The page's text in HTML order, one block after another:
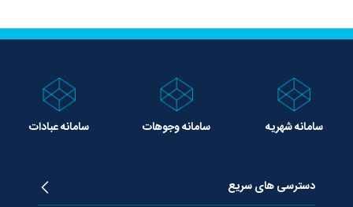
سامانه شهریه سامانه وجوهات سامانه عبادات
دسترسی های سریع